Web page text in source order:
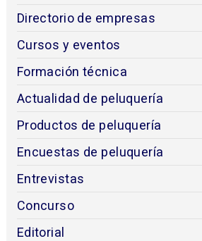
Directorio de empresas
Cursos y eventos
Formación técnica
Actualidad de peluquería
Productos de peluquería
Encuestas de peluquería
Entrevistas
Concurso
Editorial